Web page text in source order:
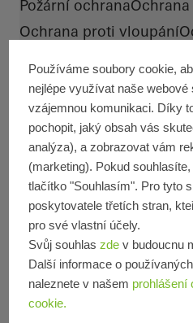
Požární ochrana
Ochrana proti vloupání
Design a estetika
Známé budovy
Typy budov
Rodinný důmBytový
Čtvrti a budovy se
Produkt
OknaDveřePosuvné dveře
Požární a kouřová
Materiál
HliníkPlast
Používáme soubory cookie,
nejlépe využívat naše webové
vzájemnou komunikaci. Díky
pochopit, jaký obsah vás
analýza), a zobrazovat vám
(marketing). Pokud
tlačítko "Souhlasím". Pro tyto
poskytovatele třetích stran,
pro své vlastní účely.
Svůj souhlas zde v budoucnu
Další informace o
naleznete v našem prohlášení
cookie.